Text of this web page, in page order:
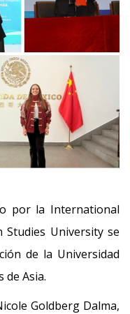
por la International
Studies University se
de la Universidad
de Asia.
Goldberg Dalma,